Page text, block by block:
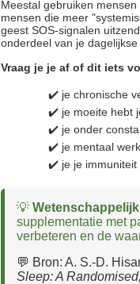
Meestal gebruiken
mensen die meer
geest SOS-signalen
onderdeel van je dagelijkse
Vraag je je af of dit iets
✔️ je chronische
✔️ je moeite hebt
✔️ je onder
✔️ je mentaal
✔️ je je immuniteit
💡
supplementatie met
verbeteren en de
💬 Bron: A. S.-D.
Sleep: A